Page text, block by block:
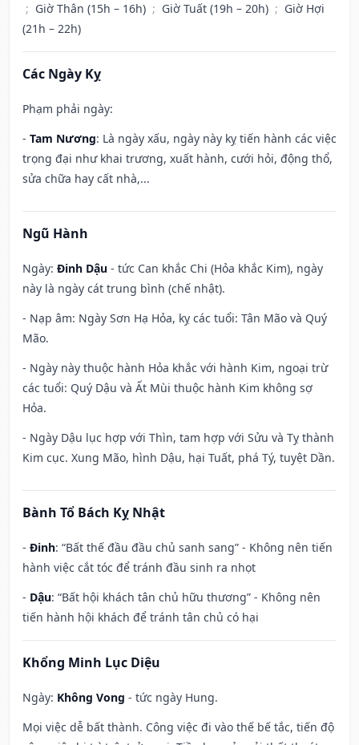
; Giờ Thân (15h – 16h) ; Giờ Tuất (19h – 20h) ; Giờ Hợi
(21h – 22h)
Các Ngày Kỵ
Phạm phải ngày:
- Tam Nương: Là ngày xấu, ngày này kỵ tiến hành các việc
trọng đại như khai trương, xuất hành, cưới hỏi, động thổ,
sửa chữa hay cất nhà,...
Ngũ Hành
Ngày: Đinh Dậu - tức Can khắc Chi (Hỏa khắc Kim), ngày
này là ngày cát trung bình (chế nhật).
- Nạp âm: Ngày Sơn Hạ Hỏa, kỵ các tuổi: Tân Mão và Quý
Mão.
- Ngày này thuộc hành Hỏa khắc với hành Kim, ngoại trừ
các tuổi: Quý Dậu và Ất Mùi thuộc hành Kim không sợ
Hỏa.
- Ngày Dậu lục hợp với Thìn, tam hợp với Sửu và Tỵ thành
Kim cục. Xung Mão, hình Dậu, hại Tuất, phá Tý, tuyệt Dần.
Bành Tổ Bách Kỵ Nhật
- Đinh: “Bất thế đầu đầu chủ sanh sang” - Không nên tiến
hành việc cắt tóc để tránh đầu sinh ra nhọt
- Dậu: “Bất hội khách tân chủ hữu thương” - Không nên
tiến hành hội khách để tránh tân chủ có hại
Khổng Minh Lục Diệu
Ngày: Không Vong - tức ngày Hung.
Mọi việc dễ bất thành. Công việc đi vào thế bế tắc, tiến độ